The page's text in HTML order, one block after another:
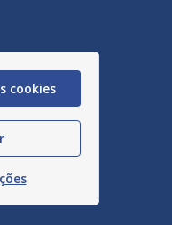
cookies